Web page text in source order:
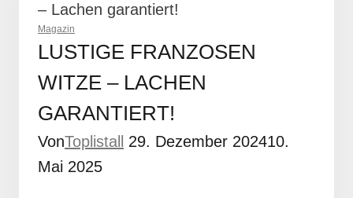
– Lachen garantiert!
Magazin
LUSTIGE FRANZOSEN
WITZE – LACHEN
GARANTIERT!
VonToplistall 29. Dezember 202410.
Mai 2025